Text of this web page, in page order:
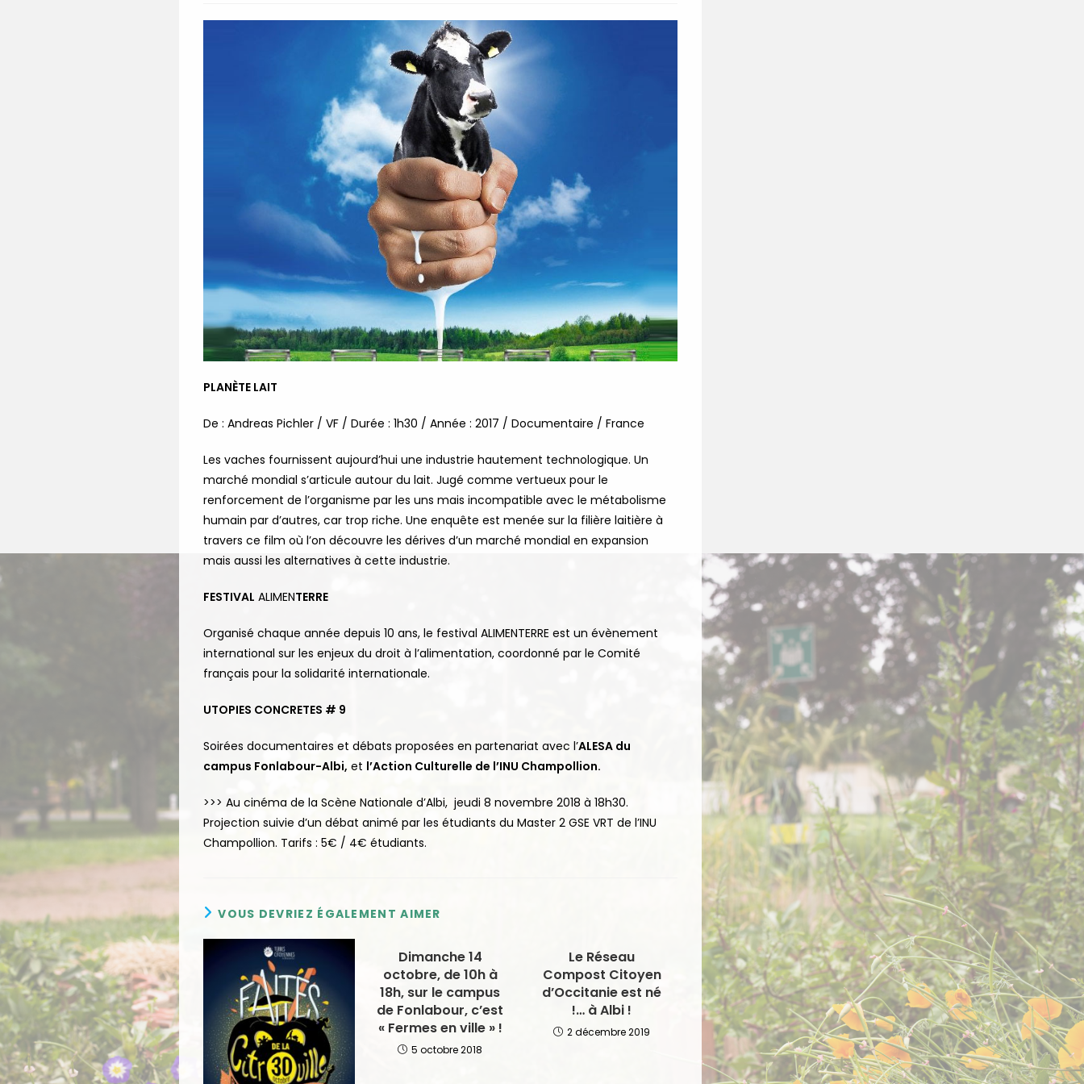
publication :
PLANÈTE LAIT
De : Andreas Pichler / VF / Durée : 1h30 / Année : 2017 / Documentaire / France
Les vaches fournissent aujourd’hui une industrie hautement technologique. Un
marché mondial s’articule autour du lait. Jugé comme vertueux pour le
renforcement de l’organisme par les uns mais incompatible avec le métabolisme
humain par d’autres, car trop riche. Une enquête est menée sur la filière laitière à
travers ce film où l’on découvre les dérives d’un marché mondial en expansion
mais aussi les alternatives à cette industrie.
FESTIVAL ALIMENTERRE
Organisé chaque année depuis 10 ans, le festival ALIMENTERRE est un évènement
international sur les enjeux du droit à l’alimentation, coordonné par le Comité
français pour la solidarité internationale.
UTOPIES CONCRETES # 9
Soirées documentaires et débats proposées en partenariat avec l’ALESA du
campus Fonlabour-Albi, et l’Action Culturelle de l’INU Champollion.
>>> Au cinéma de la Scène Nationale d’Albi, jeudi 8 novembre 2018 à 18h30.
Projection suivie d’un débat animé par les étudiants du Master 2 GSE VRT de l’INU
Champollion. Tarifs : 5€ / 4€ étudiants.
VOUS DEVRIEZ ÉGALEMENT AIMER
Dimanche 14
octobre, de 10h à
18h, sur le campus
de Fonlabour, c’est
« Fermes en ville » !
5 octobre 2018
Le Réseau
Compost Citoyen
d’Occitanie est né
!… à Albi !
2 décembre 2019